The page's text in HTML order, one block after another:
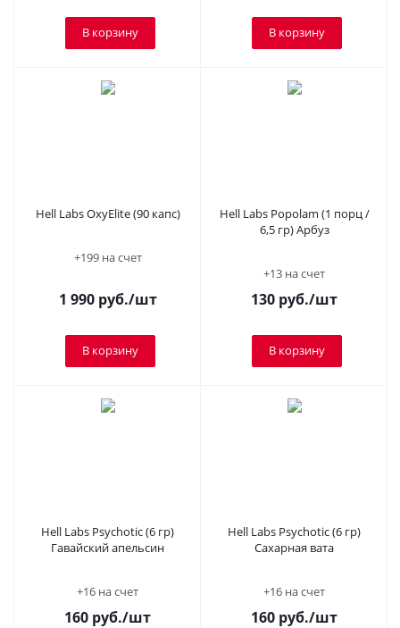
В корзину В корзину
Hell Labs OxyElite (90 капс)
+199 на счет
1 990руб./шт
В корзину
Hell Labs Popolam (1 порц /
6,5 гр) Арбуз
+13 на счет
130 руб./шт
В корзину
Hell Labs Psychotic (6 гр)
Гавайский апельсин
+16 на счет
160 руб./шт
Hell Labs Psychotic (6 гр)
Сахарная вата
+16 на счет
160 руб./шт